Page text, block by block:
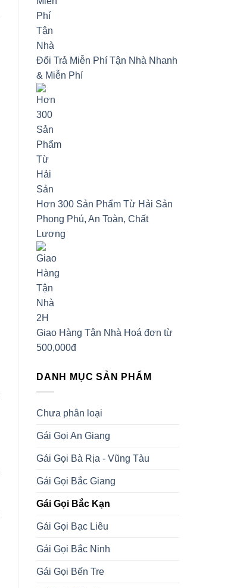
Đổi Trả Miễn Phí Tận Nhà Nhanh
& Miễn Phí
Hơn 300 Sản Phẩm Từ Hải Sản
Phong Phú, An Toàn, Chất
Lượng
Giao Hàng Tận Nhà Hoá đơn từ
500,000đ
DANH MỤC SẢN PHẨM
Chưa phân loại
Gái Gọi An Giang
Gái Gọi Bà Rịa - Vũng Tàu
Gái Gọi Bắc Giang
Gái Gọi Bắc Kạn
Gái Gọi Bạc Liêu
Gái Gọi Bắc Ninh
Gái Gọi Bến Tre